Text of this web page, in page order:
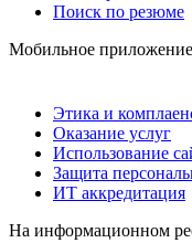
Поиск по резюме
Мобильное приложение
Этика и
Оказание услуг
Использование
Защита
ИТ аккредитация
На информационном